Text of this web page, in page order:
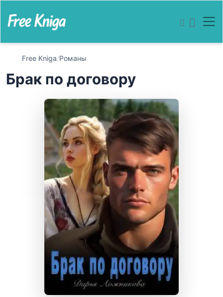
Free Kniga/Романы
Брак по договору